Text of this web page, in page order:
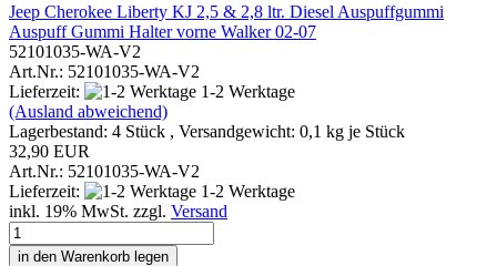
Jeep Cherokee Liberty KJ 2,5 & 2,8 ltr. Diesel Auspuffgummi
Auspuff Gummi Halter vorne Walker 02-07
52101035-WA-V2
Art.Nr.: 52101035-WA-V2
Lieferzeit:
1-2 Werktage
(Ausland abweichend)
Lagerbestand: 4 Stück , Versandgewicht: 0,1 kg je Stück
32,90 EUR
Art.Nr.: 52101035-WA-V2
Lieferzeit:
1-2 Werktage
inkl. 19% MwSt. zzgl. Versand
in den Warenkorb legen